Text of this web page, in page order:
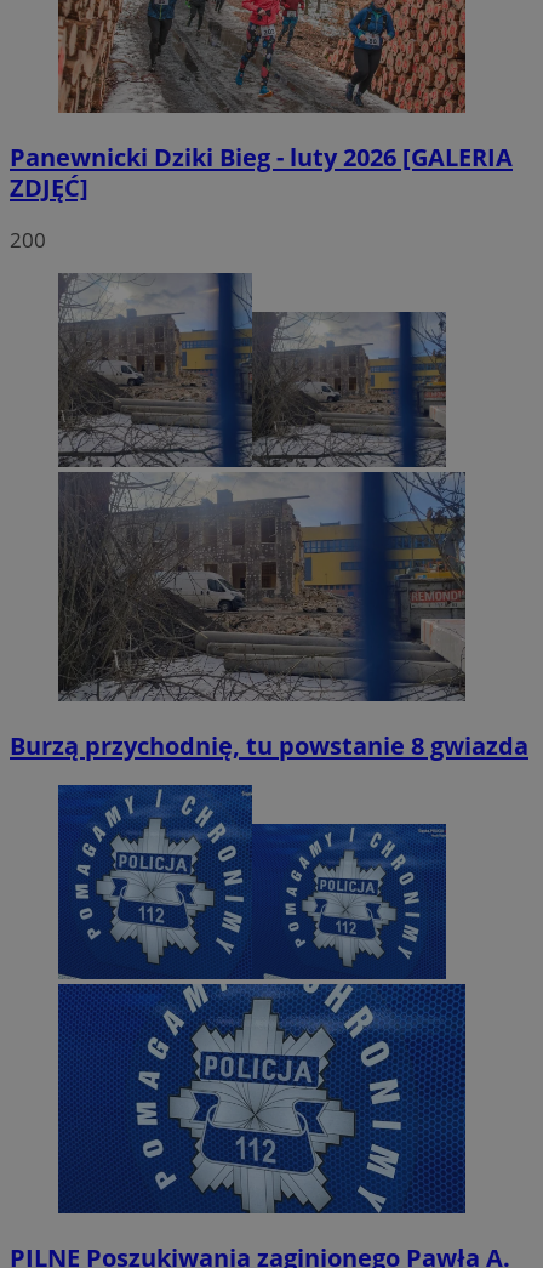
Panewnicki Dziki Bieg - luty 2026 [GALERIA
ZDJĘĆ]
200
Burzą przychodnię, tu powstanie 8 gwiazda
PILNE Poszukiwania zaginionego Pawła A.